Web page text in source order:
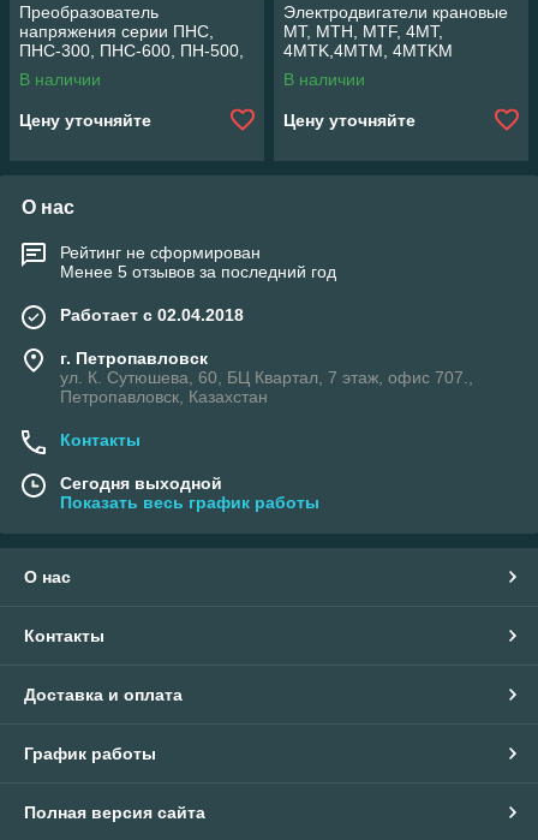
Преобразователь
напряжения серии ПНС,
ПНС-300, ПНС-600, ПН-500,
ПН-500-100А, ПН-500-150А
В наличии
Цену уточняйте
Электродвигатели крановые
MT, MTH, MTF, 4MT,
4MTK,4MTM, 4MTKM
В наличии
Цену уточняйте
О нас
Рейтинг не сформирован
Менее 5 отзывов за последний год
Работает с 02.04.2018
г. Петропавловск
ул. К. Сутюшева, 60, БЦ Квартал, 7 этаж, офис 707.,
Петропавловск, Казахстан
Контакты
Сегодня выходной
Показать весь график работы
О нас
Контакты
Доставка и оплата
График работы
Полная версия сайта